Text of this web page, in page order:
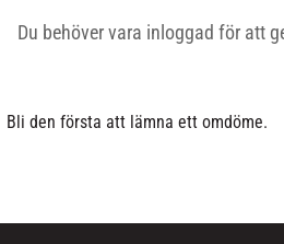
Bli den första att lämna ett omdöme.